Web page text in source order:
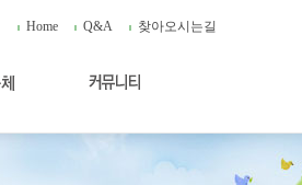
Home Q&A 찾아오시는길